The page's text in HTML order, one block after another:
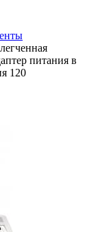
питания в
120